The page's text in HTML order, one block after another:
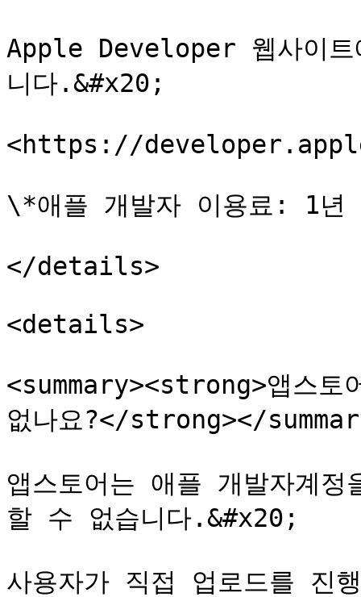
Apple Developer 웹사이트
니다.&#x20;
<https://
\*애플 개발자 이용료: 1년
</details>
<details>
<summary><strong>앱스
없나요?</strong></
앱스토어는 애플 개발자계
할 수 없습니다.&#x20;
사용자가 직접 업로드를 진